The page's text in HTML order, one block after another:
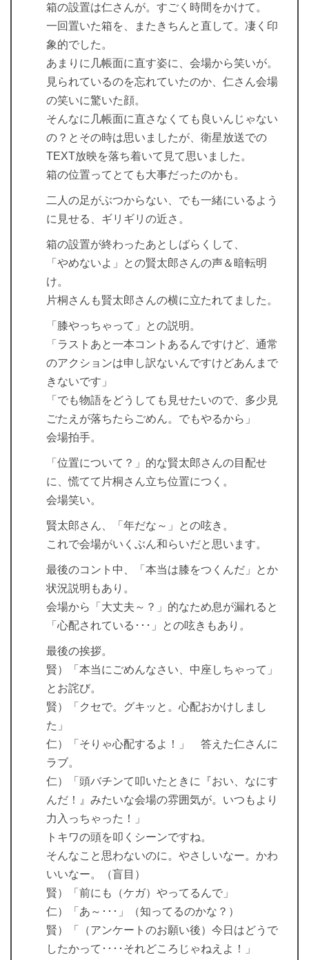
箱の設置は仁さんが。すごく時間をかけて。
一回置いた箱を、またきちんと直して。凄く印
象的でした。
あまりに几帳面に直す姿に、会場から笑いが。
見られているのを忘れていたのか、仁さん会場
の笑いに驚いた顔。
そんなに几帳面に直さなくても良いんじゃない
の？とその時は思いましたが、衛星放送での
TEXT放映を落ち着いて見て思いました。
箱の位置ってとても大事だったのかも。
二人の足がぶつからない、でも一緒にいるよう
に見せる、ギリギリの近さ。
箱の設置が終わったあとしばらくして、
「やめないよ」との賢太郎さんの声＆暗転明
け。
片桐さんも賢太郎さんの横に立たれてました。
「膝やっちゃって」との説明。
「ラストあと一本コントあるんですけど、通常
のアクションは申し訳ないんですけどあんまで
きないです」
「でも物語をどうしても見せたいので、多少見
ごたえが落ちたらごめん。でもやるから」
会場拍手。
「位置について？」的な賢太郎さんの目配せ
に、慌てて片桐さん立ち位置につく。
会場笑い。
賢太郎さん、「年だな～」との呟き。
これで会場がいくぶん和らいだと思います。
最後のコント中、「本当は膝をつくんだ」とか
状況説明もあり。
会場から「大丈夫～？」的なため息が漏れると
「心配されている･･･」との呟きもあり。
最後の挨拶。
賢）「本当にごめんなさい、中座しちゃって」
とお詫び。
賢）「クセで。グキッと。心配おかけしまし
た」
仁）「そりゃ心配するよ！」 答えた仁さんに
ラブ。
仁）「頭バチンて叩いたときに『おい、なにす
んだ！』みたいな会場の雰囲気が。いつもより
力入っちゃった！」
トキワの頭を叩くシーンですね。
そんなこと思わないのに。やさしいなー。かわ
いいなー。（盲目）
賢）「前にも（ケガ）やってるんで」
仁）「あ～･･･」（知ってるのかな？）
賢）「（アンケートのお願い後）今日はどうで
したかって････それどころじゃねえよ！」